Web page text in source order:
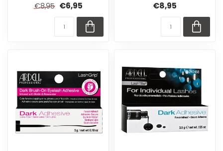
€8,95 €6,95
€8,95